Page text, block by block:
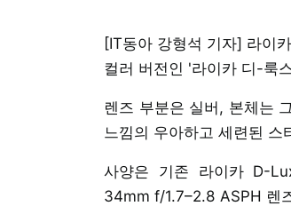
[IT동아 강형석 기자] 라이
컬러 버전인 '라이카 디-룩
렌즈 부분은 실버, 본체는
느낌의 우아하고 세련된
사양은 기존 라이카 D-
34mm f/1.7–2.8 ASPH 렌